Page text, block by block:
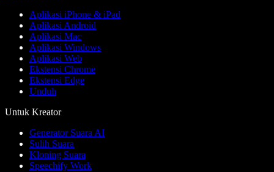
Aplikasi iPhone & iPad
Aplikasi Android
Aplikasi Mac
Aplikasi Windows
Aplikasi Web
Ekstensi Chrome
Ekstensi Edge
Unduh
Untuk Kreator
Generator Suara AI
Sulih Suara
Kloning Suara
Speechify Work